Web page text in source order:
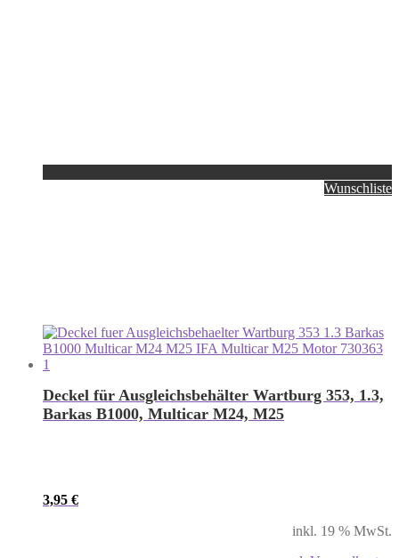
Wunschliste
Deckel für Ausgleichsbehälter Wartburg 353, 1.3,
Barkas B1000, Multicar M24, M25
3,95 €
inkl. 19 % MwSt.